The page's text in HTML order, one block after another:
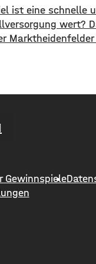
ist eine schnelle
wert?
in Wertheim
in diesem Jahr an
aus
Gewinnspiele